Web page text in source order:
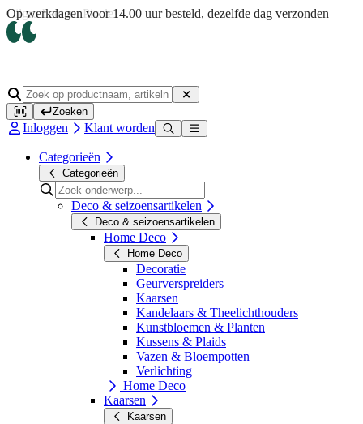
Op werkdagen voor 14.00 uur besteld, dezelfde dag verzonden
Zoeken
Inloggen Klant worden
Categorieën
Categorieën
Deco & seizoensartikelen
Deco & seizoensartikelen
Home Deco
Home Deco
Decoratie
Geurverspreiders
Kaarsen
Kandelaars & Theelichthouders
Kunstbloemen & Planten
Kussens & Plaids
Vazen & Bloempotten
Verlichting
Home Deco
Kaarsen
Kaarsen